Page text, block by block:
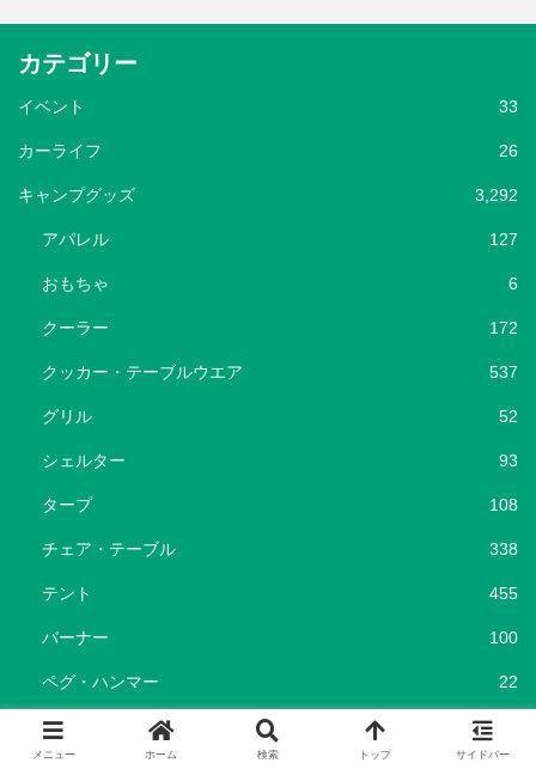
カテゴリー
イベント 33
カーライフ 26
キャンプグッズ 3,292
アパレル 127
おもちゃ 6
クーラー 172
クッカー・テーブルウエア 537
グリル 52
シェルター 93
タープ 108
チェア・テーブル 338
テント 455
バーナー 100
ペグ・ハンマー 22
ポータブル電源
メニュー ホーム 検索 トップ サイドバー